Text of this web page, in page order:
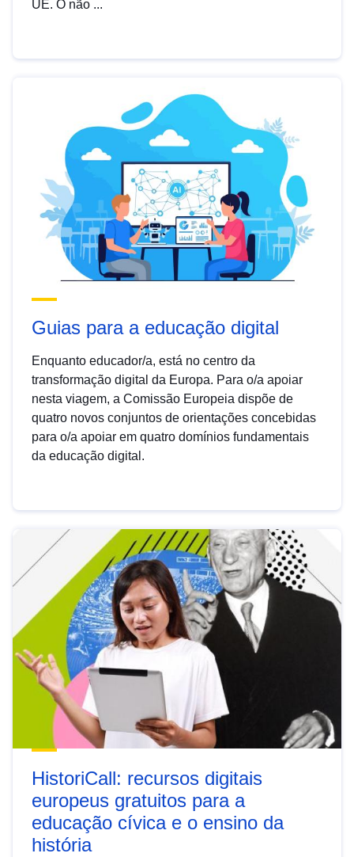
UE. O não ...
Guias para a educação digital
Enquanto educador/a, está no centro da
transformação digital da Europa. Para o/a apoiar
nesta viagem, a Comissão Europeia dispõe de
quatro novos conjuntos de orientações concebidas
para o/a apoiar em quatro domínios fundamentais
da educação digital.
HistoriCall: recursos digitais
europeus gratuitos para a
educação cívica e o ensino da
história